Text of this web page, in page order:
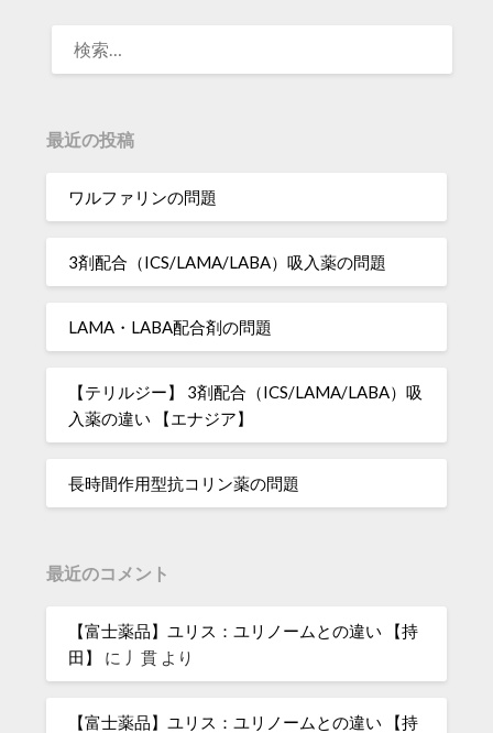
最近の投稿
ワルファリンの問題
3剤配合（ICS/LAMA/LABA）吸入薬の問題
LAMA・LABA配合剤の問題
【テリルジー】 3剤配合（ICS/LAMA/LABA）吸
入薬の違い 【エナジア】
長時間作用型抗コリン薬の問題
最近のコメント
【富士薬品】ユリス：ユリノームとの違い 【持
田】
に 丿貫 より
【富士薬品】ユリス：ユリノームとの違い 【持